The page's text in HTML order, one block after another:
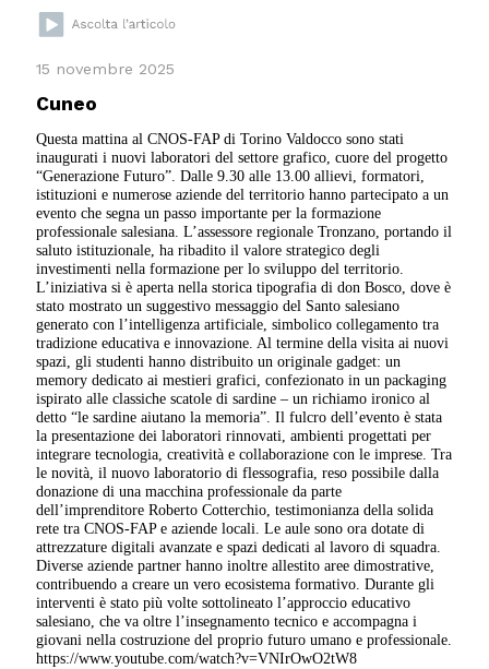
15 novembre 2025
Cuneo
Questa mattina al CNOS-FAP di Torino Valdocco sono stati
inaugurati i nuovi laboratori del settore grafico, cuore del progetto
“Generazione Futuro”. Dalle 9.30 alle 13.00 allievi, formatori,
istituzioni e numerose aziende del territorio hanno partecipato a un
evento che segna un passo importante per la formazione
professionale salesiana. L’assessore regionale Tronzano, portando il
saluto istituzionale, ha ribadito il valore strategico degli
investimenti nella formazione per lo sviluppo del territorio.
L’iniziativa si è aperta nella storica tipografia di don Bosco, dove è
stato mostrato un suggestivo messaggio del Santo salesiano
generato con l’intelligenza artificiale, simbolico collegamento tra
tradizione educativa e innovazione. Al termine della visita ai nuovi
spazi, gli studenti hanno distribuito un originale gadget: un
memory dedicato ai mestieri grafici, confezionato in un packaging
ispirato alle classiche scatole di sardine – un richiamo ironico al
detto “le sardine aiutano la memoria”. Il fulcro dell’evento è stata
la presentazione dei laboratori rinnovati, ambienti progettati per
integrare tecnologia, creatività e collaborazione con le imprese. Tra
le novità, il nuovo laboratorio di flessografia, reso possibile dalla
donazione di una macchina professionale da parte
dell’imprenditore Roberto Cotterchio, testimonianza della solida
rete tra CNOS-FAP e aziende locali. Le aule sono ora dotate di
attrezzature digitali avanzate e spazi dedicati al lavoro di squadra.
Diverse aziende partner hanno inoltre allestito aree dimostrative,
contribuendo a creare un vero ecosistema formativo. Durante gli
interventi è stato più volte sottolineato l’approccio educativo
salesiano, che va oltre l’insegnamento tecnico e accompagna i
giovani nella costruzione del proprio futuro umano e professionale.
https://www.youtube.com/watch?v=VNIrOwO2tW8